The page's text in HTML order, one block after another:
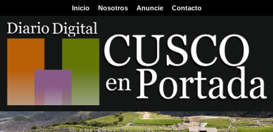
Inicio Nosotros Anuncie Contacto